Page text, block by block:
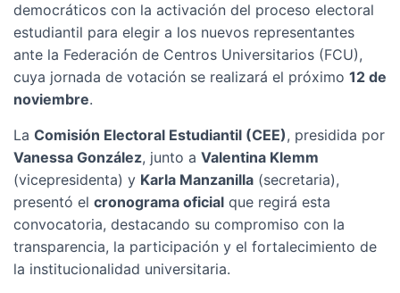
democráticos con la activación del proceso electoral
estudiantil para elegir a los nuevos representantes
ante la Federación de Centros Universitarios (FCU),
cuya jornada de votación se realizará el próximo 12 de
noviembre.
La Comisión Electoral Estudiantil (CEE), presidida por
Vanessa González, junto a Valentina Klemm
(vicepresidenta) y Karla Manzanilla (secretaria),
presentó el cronograma oficial que regirá esta
convocatoria, destacando su compromiso con la
transparencia, la participación y el fortalecimiento de
la institucionalidad universitaria.